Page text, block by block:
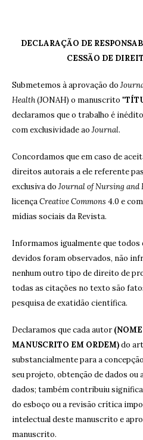
DECLARAÇÃO DE
CESSÃO DE
Submetemos à aprovação do
Health(JONAH) o manuscrito "
declaramos que o trabalho é
com exclusividade ao Journal.
Concordamos que em caso de
direitos autorais a ele referente
exclusiva do Journal of Nursing and
licençaCreative Commons 4.0 e
mídias sociais da Revista.
Informamos igualmente que
devidos foram observados, não
nenhum outro tipo de direito de
todas as citações no texto são
pesquisa de exatidão científica.
Declaramos que cada autor
MANUSCRITO EM ORDEM)do
substancialmente para a
seu projeto, obtenção de dados ou
dados; também contribuiu
do esboço ou a revisão crítica
intelectual deste manuscrito e
manuscrito.